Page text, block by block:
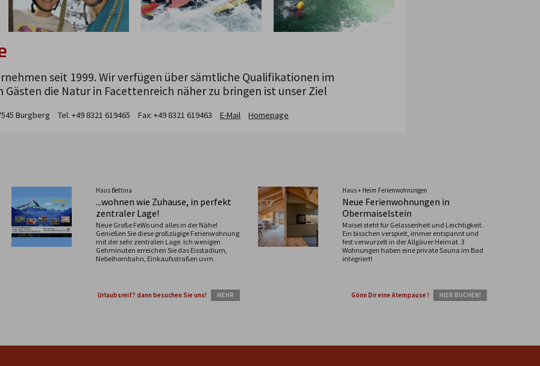
seit 1999. Wir verfügen über sämtliche Qualifikationen im
die Natur in Facettenreich näher zu bringen ist unser Ziel
Burgberg Tel. +49 8321 619465 Fax: +49 8321 619463 E-Mail Homepage
Haus Bettina
...wohnen wie Zuhause, in perfekt
zentraler Lage!
Neue Große FeWo und alles in der Nähe!
Genießen Sie diese großzügige Ferienwohnung
mit der sehr zentralen Lage. Ich wenigen
Gehminuten erreichen Sie das Eisstadium,
Nebelhornbahn, Einkaufsstraßen uvm.
Urlaubsreif? dann besuchen Sie uns! MEHR
Haus + Heim Ferienwohnungen
Neue Ferienwohnungen in
Obermaiselstein
Maisel steht für Gelassenheit und Leichtigkeit.
Ein bisschen verspielt, immer entspannt und
fest verwurzelt in der Allgäuer Heimat. 3
Wohnungen haben eine private Sauna im Bad
integriert!
Gönn Dir eine Atempause ! HIER BUCHEN!